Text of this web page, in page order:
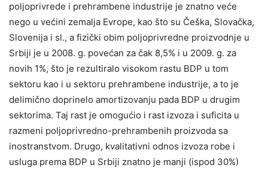
poljoprivrede i prehrambene industrije je znatno veće
nego u većini zemalja Evrope, kao što su Češka, Slovačka,
Slovenija i sl., a fizički obim poljoprivredne proizvodnje u
Srbiji je u 2008. g. povećan za čak 8,5% i u 2009. g. za
novih 1%, što je rezultiralo visokom rastu BDP u tom
sektoru kao i u sektoru prehrambene industrije, a to je
delimično doprinelo amortizovanju pada BDP u drugim
sektorima. Taj rast je omogućio i rast izvoza i suficita u
razmeni poljoprivredno-prehrambenih proizvoda sa
inostranstvom. Drugo, kvalitativni odnos izvoza robe i
usluga prema BDP u Srbiji znatno je manji (ispod 30%)